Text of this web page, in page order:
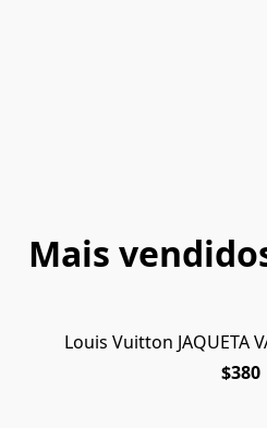
Mais
Louis Vuitton JAQUETA
$380